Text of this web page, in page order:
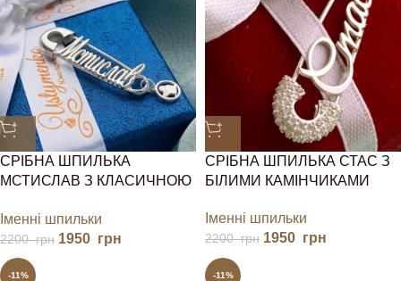
СРІБНА ШПИЛЬКА
МСТИСЛАВ З КЛАСИЧНОЮ
Іменні шпильки
2200грн 1950 грн
СРІБНА ШПИЛЬКА СТАС З
БІЛИМИ КАМІНЧИКАМИ
Іменні шпильки
2200грн 1950 грн
-11% -11%